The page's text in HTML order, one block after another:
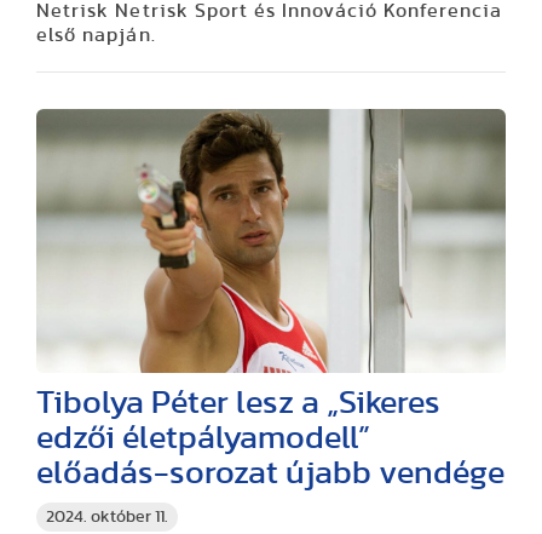
Netrisk Netrisk Sport és Innováció Konferencia
első napján.
2024. október 11.
Tibolya Péter lesz a „Sikeres
edzői életpályamodell”
előadás-sorozat újabb vendége